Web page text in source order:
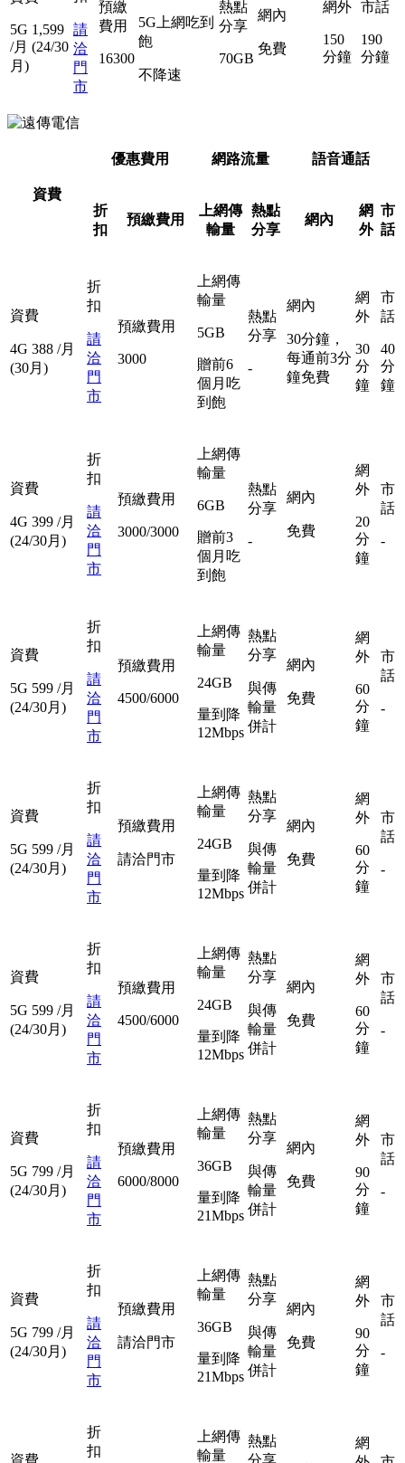
5G 1,599
/月 (24/30
月)
請
洽
門
市
預繳
費用
16300
5G上網吃到
飽
不降速
熱點
分享
70GB
網內
免費
網外
150
分鐘
市話
190
分鐘
資費
優惠費用 網路流量 語音通話
折
扣
預繳費用
上網傳
輸量
熱點
分享
網內
網
外
市
話
資費
4G 388 /月
(30月)
折
扣
請
洽
門
市
預繳費用
3000
上網傳
輸量
5GB
贈前6
個月吃
到飽
熱點
分享
-
網內
30分鐘，
每通前3分
鐘免費
網
外
30
分
鐘
市
話
40
分
鐘
資費
4G 399 /月
(24/30月)
折
扣
請
洽
門
市
預繳費用
3000/3000
上網傳
輸量
6GB
贈前3
個月吃
到飽
熱點
分享
-
網內
免費
網
外
20
分
鐘
市
話
-
資費
5G 599 /月
(24/30月)
折
扣
請
洽
門
市
預繳費用
4500/6000
上網傳
輸量
24GB
量到降
12Mbps
熱點
分享
與傳
輸量
併計
網內
免費
網
外
60
分
鐘
市
話
-
資費
5G 599 /月
(24/30月)
折
扣
請
洽
門
市
預繳費用
請洽門市
上網傳
輸量
24GB
量到降
12Mbps
熱點
分享
與傳
輸量
併計
網內
免費
網
外
60
分
鐘
市
話
-
資費
5G 599 /月
(24/30月)
折
扣
請
洽
門
市
預繳費用
4500/6000
上網傳
輸量
24GB
量到降
12Mbps
熱點
分享
與傳
輸量
併計
網內
免費
網
外
60
分
鐘
市
話
-
資費
5G 799 /月
(24/30月)
折
扣
請
洽
門
市
預繳費用
6000/8000
上網傳
輸量
36GB
量到降
21Mbps
熱點
分享
與傳
輸量
併計
網內
免費
網
外
90
分
鐘
市
話
-
資費
5G 799 /月
(24/30月)
折
扣
請
洽
門
市
預繳費用
請洽門市
上網傳
輸量
36GB
量到降
21Mbps
熱點
分享
與傳
輸量
併計
網內
免費
網
外
90
分
鐘
市
話
-
資費
折
扣
上網傳
輸量
熱點
分享
網